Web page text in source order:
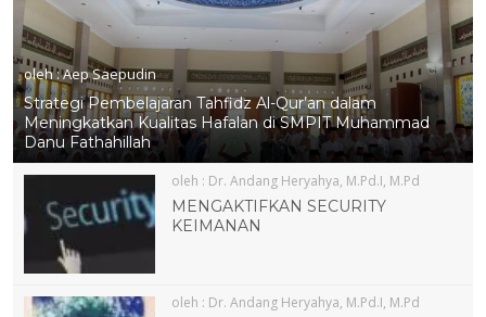
oleh : Aep Saepudin
Strategi Pembelajaran Tahfidz Al-Qur’an dalam
Meningkatkan Kualitas Hafalan di SMPIT Muhammad
Danu Fathahillah
oleh : Dr. Andang Heryahya, M.Pd.I, M.Pd
MENGAKTIFKAN SECURITY
KEIMANAN
oleh : Dr. Andang Heryahya, M.Pd.I, M.Pd
11 JUL 2021 14 NOV 2020
13 NOV 2020